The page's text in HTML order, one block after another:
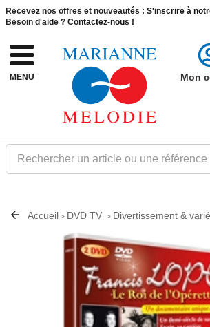
Recevez nos offres et nouveautés : S'inscrire à
Besoin d'aide ? Contactez-nous !
MENU
Rechercher un article ou une référence
Mon
Accueil > DVD TV > Divertissement &